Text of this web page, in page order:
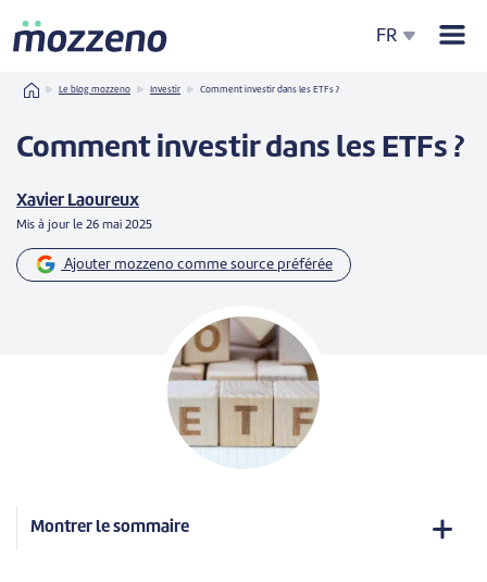
FR
Home
Le blog mozzeno Investir Comment investir dans les ETFs ?
Comment investir dans les ETFs ?
Xavier Laoureux
Mis à jour le 26 mai 2025
Ajouter mozzeno comme source préférée
Montrer le sommaire